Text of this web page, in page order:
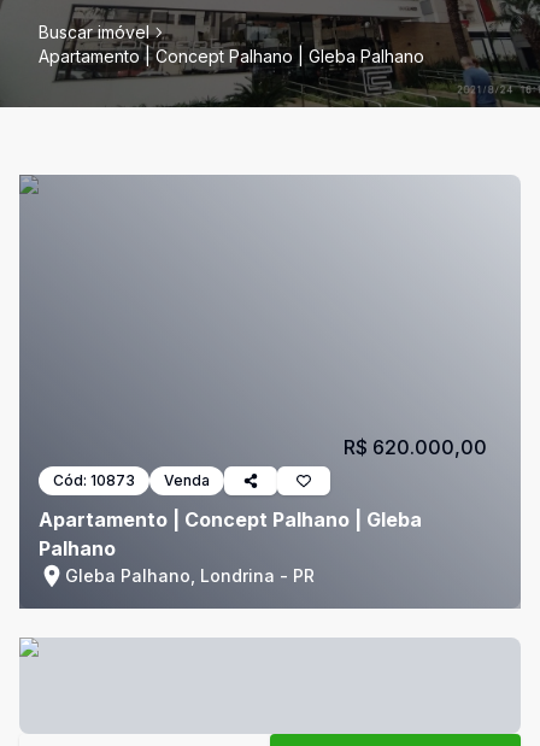
Buscar imóvel
Apartamento | Concept Palhano | Gleba Palhano
Cód: 10873 Venda
Apartamento | Concept Palhano | Gleba
Palhano
Gleba Palhano, Londrina - PR
R$ 620.000,00